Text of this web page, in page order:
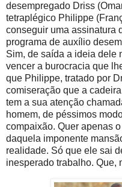
desempregado Driss
tetraplégico Philippe
conseguir uma assinatura
programa de auxílio
Sim, de saída a ideia dele
vencer a burocracia que
que Philippe, tratado por
comiseração que a
tem a sua atenção
homem, de péssimos
compaixão. Quer apenas
daquela imponente
realidade. Só que ele sai
inesperado trabalho. Que,